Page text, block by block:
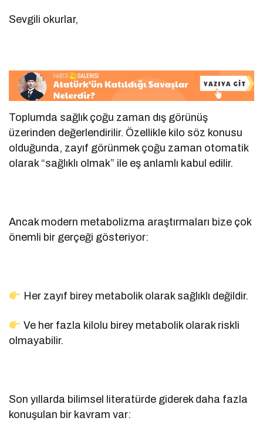
Sevgili okurlar,
Toplumda sağlık çoğu zaman dış görünüş
üzerinden değerlendirilir. Özellikle kilo söz konusu
olduğunda, zayıf görünmek çoğu zaman otomatik
olarak “sağlıklı olmak” ile eş anlamlı kabul edilir.
Ancak modern metabolizma araştırmaları bize çok
önemli bir gerçeği gösteriyor:
Her zayıf birey metabolik olarak sağlıklı değildir.
Ve her fazla kilolu birey metabolik olarak riskli
olmayabilir.
Son yıllarda bilimsel literatürde giderek daha fazla
konuşulan bir kavram var: